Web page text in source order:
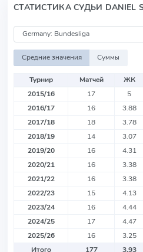
СТАТИСТИКА СУДЬИ DANIEL
Средние значения Суммы
Турнир Матчей ЖК
2015/16
17 5
2016/17
16 3.88
2017/18
18 3.78
2018/19
14 3.07
2019/20
16 4.31
2020/21
16 3.38
2021/22
16 3.38
2022/23
15 4.13
2023/24
16 4.44
2024/25
17 4.47
2025/26
16 3.25
Итого
177 3.93